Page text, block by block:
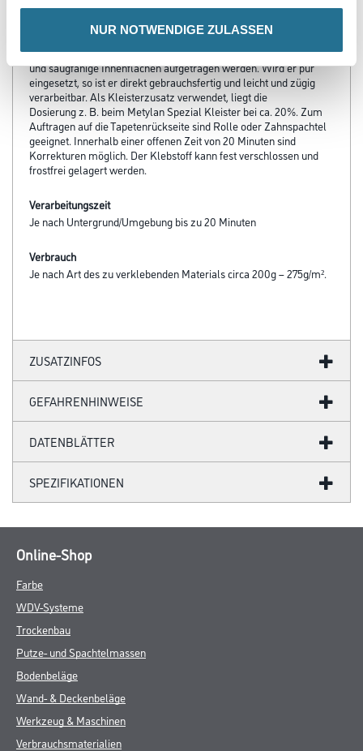
NUR NOTWENDIGE ZULASSEN
Verarbeitungstemp./Luftfeuchte
Der Klebstoff kann auf saubere, trockene, glatte, feste, tragfähige
und saugfähige Innenflächen aufgetragen werden. Wird er pur
eingesetzt, so ist er direkt gebrauchsfertig und leicht und zügig
verarbeitbar. Als Kleisterzusatz verwendet, liegt die
Dosierung z. B. beim Metylan Spezial Kleister bei ca. 20%. Zum
Auftragen auf die Tapetenrückseite sind Rolle oder Zahnspachtel
geeignet. Innerhalb einer offenen Zeit von 20 Minuten sind
Korrekturen möglich. Der Klebstoff kann fest verschlossen und
frostfrei gelagert werden.
Verarbeitungszeit
Je nach Untergrund/Umgebung bis zu 20 Minuten
Verbrauch
Je nach Art des zu verklebenden Materials circa 200g – 275g/m².
ZUSATZINFOS
GEFAHRENHINWEISE
DATENBLÄTTER
SPEZIFIKATIONEN
Online-Shop
Farbe
WDV-Systeme
Trockenbau
Putze- und Spachtelmassen
Bodenbeläge
Wand- & Deckenbeläge
Werkzeug & Maschinen
Verbrauchsmaterialien